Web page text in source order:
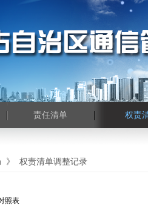
责任清单 权责
》 权责清单调整记录
照表